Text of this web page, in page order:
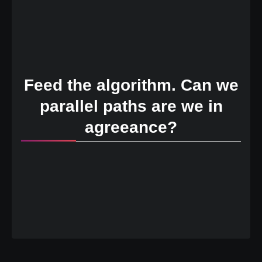
Feed the algorithm. Can we
parallel paths are we in
agreeance?